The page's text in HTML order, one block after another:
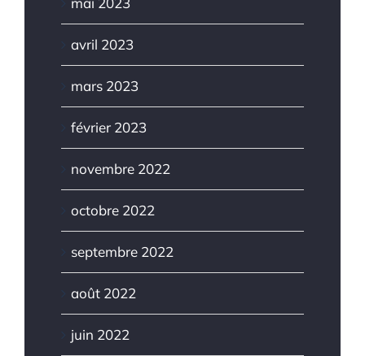
avril 2023
mars 2023
février 2023
novembre 2022
octobre 2022
septembre 2022
août 2022
juin 2022